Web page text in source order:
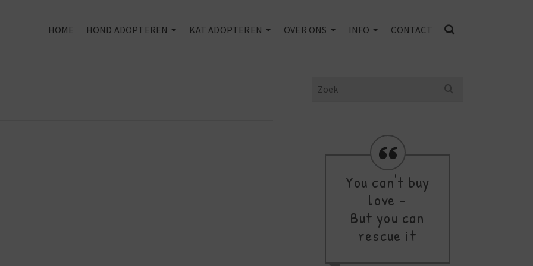
HOME HOND ADOPTEREN KAT ADOPTEREN OVER ONS INFO CONTACT
Search
You can't buy
love -
But you can
rescue it